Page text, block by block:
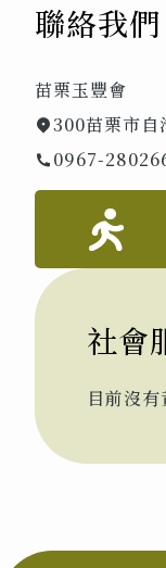
聯絡我們
苗栗玉豐會
300苗栗市自
0967-
社會
目前沒有